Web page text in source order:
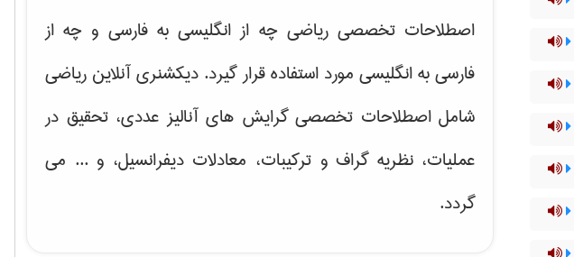
اصطلاحات تخصصی ریاضی چه از انگلیسی به فارسی و چه از
فارسی به انگلیسی مورد استفاده قرار گیرد. دیکشنری آنلاین ریاضی
شامل اصطلاحات تخصصی گرایش هایآنالیز عددی، تحقیق در
عملیات، نظریه گراف و تركیبات، معادلات دیفرانسیل، و ... می
گردد.